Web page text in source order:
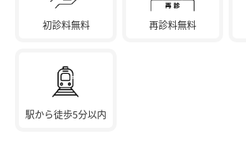
初診料無料 再診料無料
駅から徒歩5分以内